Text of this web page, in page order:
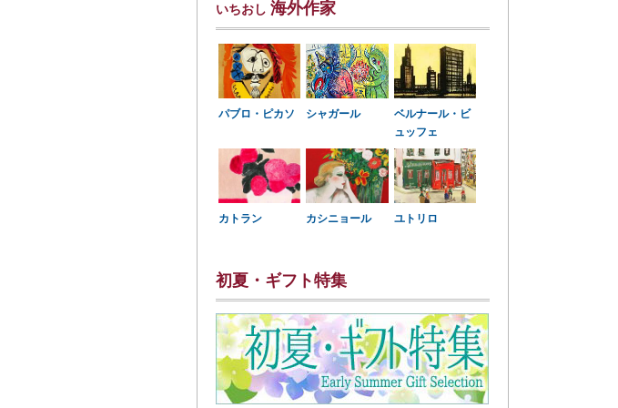
いちおし 海外作家
パブロ・ピカソ シャガール
ベルナール・ビ
ュッフェ
カトラン カシニョール ユトリロ
初夏・ギフト特集